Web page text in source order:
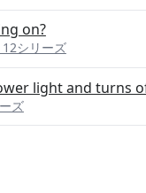
on?
シリーズ
light and turns
ズ